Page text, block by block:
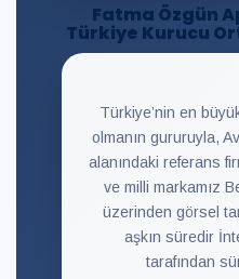
Fatma Özgün
Türkiye Kurucu
Türkiye’nin en
olmanın gururuyla,
alanındaki referans
ve milli markamız
üzerinden görsel
aşkın süredir
tarafından